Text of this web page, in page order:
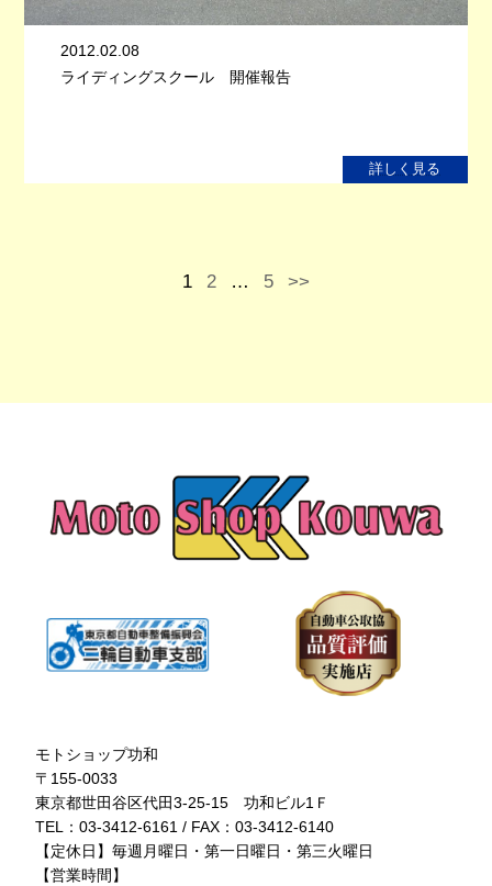
2012.02.08
ライディングスクール 開催報告
詳しく見る
1 2 … 5 >>
モトショップ功和
〒155-0033
東京都世田谷区代田3-25-15 功和ビル1Ｆ
TEL：03-3412-6161 / FAX：03-3412-6140
【定休日】毎週月曜日・第一日曜日・第三火曜日
【営業時間】